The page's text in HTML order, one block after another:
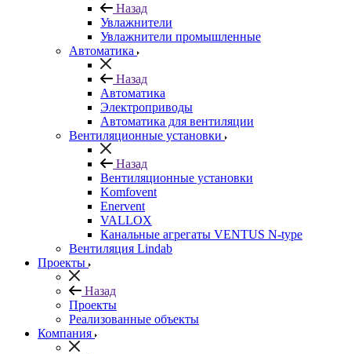
Назад
Увлажнители
Увлажнители промышленные
Автоматика
Назад
Автоматика
Электроприводы
Автоматика для вентиляции
Вентиляционные установки
Назад
Вентиляционные установки
Komfovent
Enervent
VALLOX
Канальные агрегаты VENTUS N-type
Вентиляция Lindab
Проекты
Назад
Проекты
Реализованные объекты
Компания